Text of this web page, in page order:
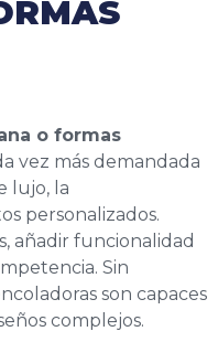
o formas
vez más demandada
lujo, la
personalizados.
añadir funcionalidad
Sin
son capaces
complejos.